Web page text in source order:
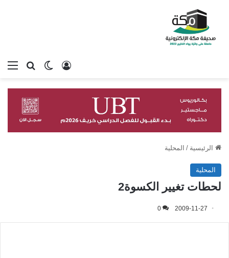
بحثالوضع
تسجيل الدخول
الرئيسية / المحلية
المحلية
لحطات تغيير الكسوة2
2009-11-27
0